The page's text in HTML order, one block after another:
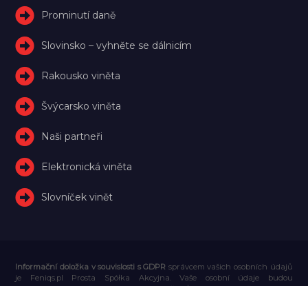
Prominutí daně
Slovinsko – vyhněte se dálnicím
Rakousko viněta
Švýcarsko viněta
Naši partneři
Elektronická viněta
Slovníček vinět
Informační doložka v souvislosti s GDPR správcem vašich osobních údajů
je Feniqs.pl Prosta Spółka Akcyjna. Vaše osobní údaje budou